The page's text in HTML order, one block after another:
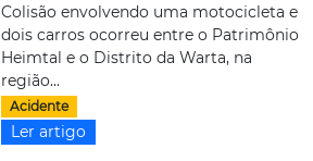
Colisão envolvendo uma motocicleta e
dois carros ocorreu entre o Patrimônio
Heimtal e o Distrito da Warta, na
região...
Acidente
Ler artigo